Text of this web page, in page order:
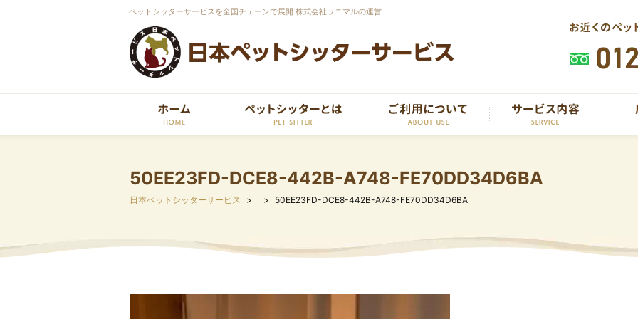
ペットシッターサービスを全国チェーンで展開 株式会社ラニマルの運営
50EE23FD-DCE8-442B-A748-FE70DD34D6BA
日本ペットシッターサービス 50EE23FD-DCE8-442B-A748-FE70DD34D6BA